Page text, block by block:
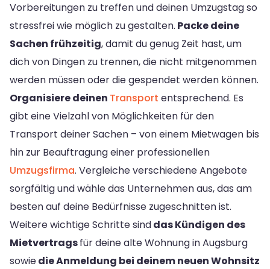
Vorbereitungen zu treffen und deinen Umzugstag so
stressfrei wie möglich zu gestalten. Packe deine
Sachen frühzeitig, damit du genug Zeit hast, um
dich von Dingen zu trennen, die nicht mitgenommen
werden müssen oder die gespendet werden können.
Organisiere deinen Transport entsprechend. Es
gibt eine Vielzahl von Möglichkeiten für den
Transport deiner Sachen – von einem Mietwagen bis
hin zur Beauftragung einer professionellen
Umzugsfirma. Vergleiche verschiedene Angebote
sorgfältig und wähle das Unternehmen aus, das am
besten auf deine Bedürfnisse zugeschnitten ist.
Weitere wichtige Schritte sinddas Kündigen des
Mietvertragsfür deine alte Wohnung in Augsburg
sowiedie Anmeldung bei deinem neuen Wohnsitz